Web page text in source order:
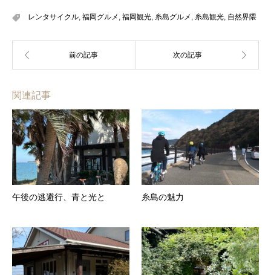
レンタサイクル, 福岡グルメ , 福岡観光, 糸島グルメ , 糸島観光, 自然界隈
関連記事
午後の逃避行、青と光と 糸島の魅力